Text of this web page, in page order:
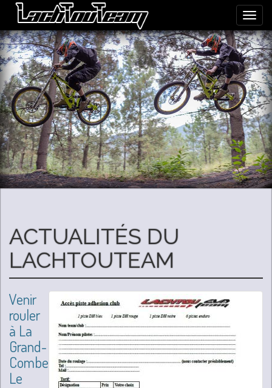
Toggle
ACTUALITÉS DU
LACHTOUTEAM
Venir
rouler
à La
Grand-
Combe
Le